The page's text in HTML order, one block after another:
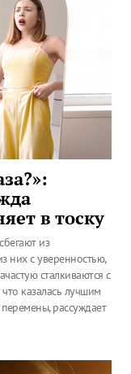
в тоску
из
них с уверенностью,
сталкиваются с
казалась лучшим
рассуждает